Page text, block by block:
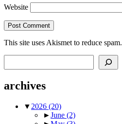
Website
This site uses Akismet to reduce spam.
archives
▼ 2026 (20)
►June (2)